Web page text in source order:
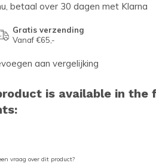
betaal over 30 dagen met Klarna
Gratis verzending
Vanaf €65,-
aan vergelijking
is available in the